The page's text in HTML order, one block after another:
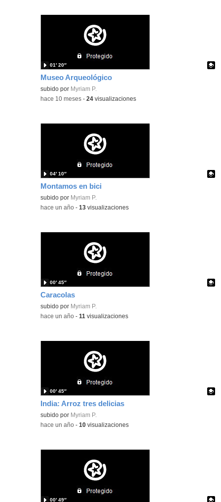
Museo Arqueológico
Contenido educativo.
subido por Myriam P.
01′ 20″
-hace 10 meses -24 visualizaciones
Montamos en bici
Contenido educativo.
subido por Myriam P.
04′ 10″
-hace un año -13 visualizaciones
Caracolas
Contenido educativo.
subido por Myriam P.
00′ 45″
-hace un año -11 visualizaciones
India: Arroz tres delicias
Contenido educativo.
subido por Myriam P.
00′ 45″
-hace un año -10 visualizaciones
00′ 49″